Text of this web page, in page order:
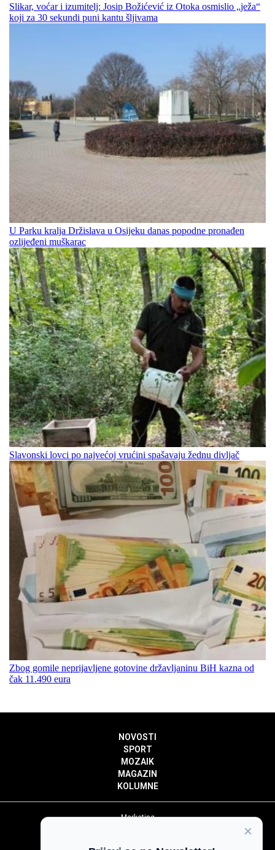
Slikar, voćar i izumitelj: Josip Božićević iz Otoka osmislio „ježa“
koji za 30 sekundi puni kantu šljivama
U Parku kralja Držislava u Osijeku danas popodne pronađen
ozlijeđeni muškarac
Slavonski lovci po najvećoj vrućini spašavaju žednu divljač
Zbog gomile neprijavljene gotovine državljaninu BiH kazna od
čak 11.490 eura
NOVOSTI
SPORT
MOZAIK
MAGAZIN
KOLUMNE
Marketing
×